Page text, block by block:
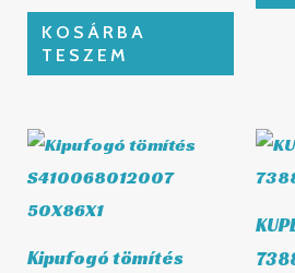
KOSÁRBA
TESZEM
Kipufogó tömítés